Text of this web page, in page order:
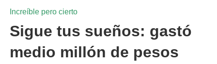
Increíble pero cierto
Sigue tus sueños: gastó
medio millón de pesos